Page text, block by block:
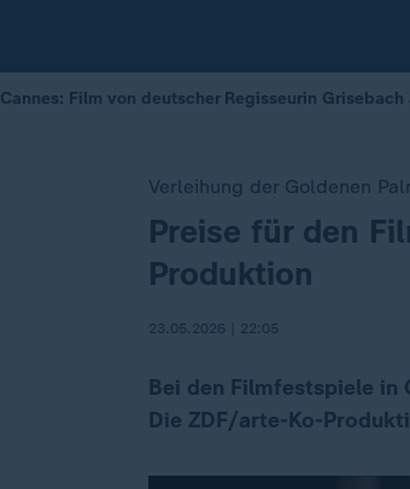
Cannes: Film von deutscher Regisseurin
Verleihung der Goldenen
:Preise für den
Produktion
23.05.2026 | 22:05
Bei den Filmfestspiele in
Die ZDF/arte-Ko-